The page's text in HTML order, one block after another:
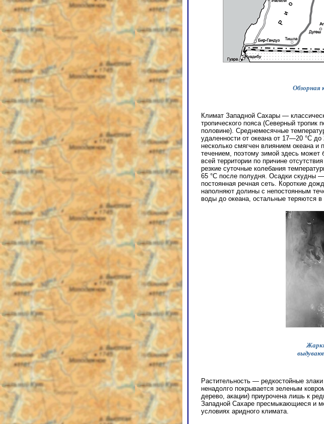
Обзорная
Климат Западной Сахары —
тропического пояса (Северный тропик
половине). Среднемесячные
удаленности от океана от 17—20 °С
несколько смягчен влиянием океана
течением, поэтому зимой здесь
всей территории по причине
резкие суточные колебания
65 °C после полудня. Осадки скудны
постоянная речная сеть. Короткие
наполняют долины с непостоянным
воды до океана, остальные теряются в
Растительность — редкостойные
ненадолго покрывается зеленым
дерево, акации) приурочена лишь к
Западной Сахаре пресмыкающиеся и
условиях аридного климата.